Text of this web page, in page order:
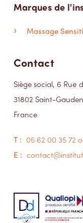
Marques de
Massage
Contact
Siège social, 6 Rue
31802 Saint-
France
T : 05 62 00 35 72
E :